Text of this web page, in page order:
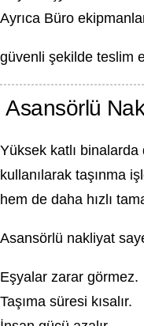
Ayrıca Büro
güvenli şekilde teslim
Asansörlü
Yüksek katlı binalarda
kullanılarak taşınma
hem de daha hızlı
Asansörlü nakliyat
Eşyalar zarar görmez.
Taşıma süresi kısalır.